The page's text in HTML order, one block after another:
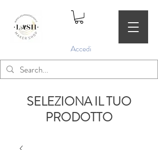
Accedi
SELEZIONA IL TUO
PRODOTTO